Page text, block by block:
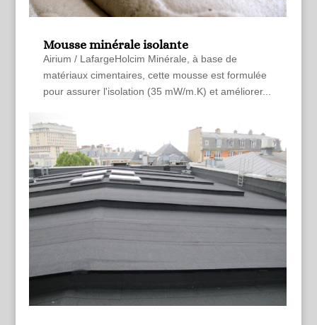
Mousse minérale isolante
Airium / LafargeHolcim Minérale, à base de
matériaux cimentaires, cette mousse est formulée
pour assurer l'isolation (35 mW/m.K) et améliorer...